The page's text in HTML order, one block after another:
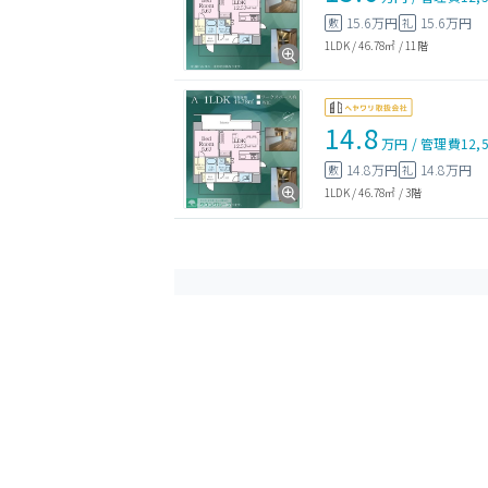
敷 15.6万円 礼 15.6万円
1LDK/46.78㎡ / 11階
14.8万円 /管理費
敷 14.8万円 礼 14.8万円
1LDK/46.78㎡ /3階